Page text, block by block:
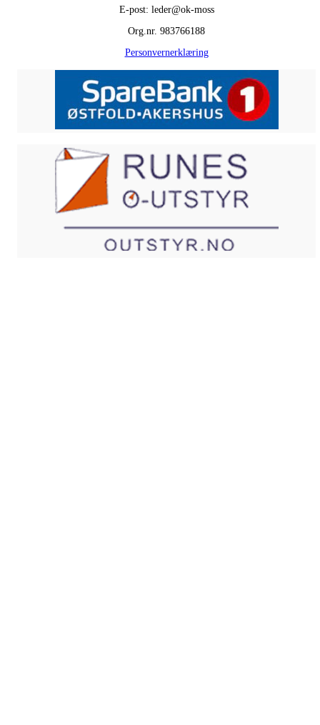
E-post: leder@ok-moss
Org.nr. 983766188
Personvernerklæring